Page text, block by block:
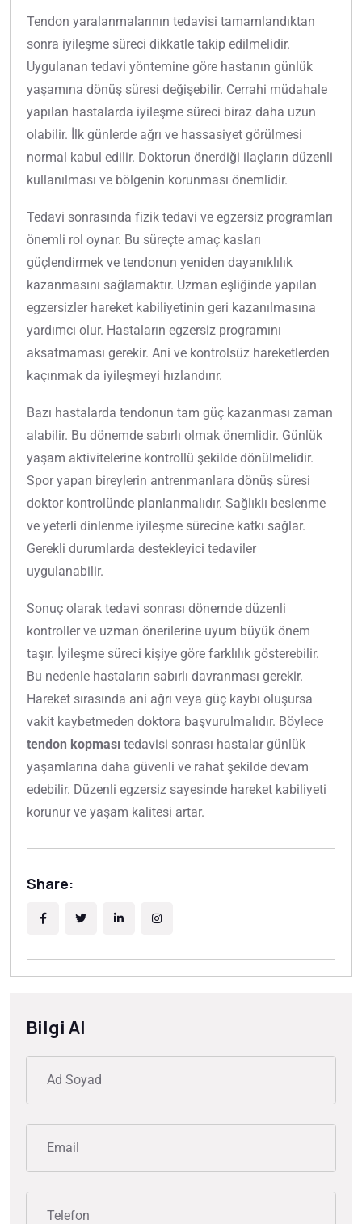
Tendon yaralanmalarının tedavisi tamamlandıktan
sonra iyileşme süreci dikkatle takip edilmelidir.
Uygulanan tedavi yöntemine göre hastanın günlük
yaşamına dönüş süresi değişebilir. Cerrahi müdahale
yapılan hastalarda iyileşme süreci biraz daha uzun
olabilir. İlk günlerde ağrı ve hassasiyet görülmesi
normal kabul edilir. Doktorun önerdiği ilaçların düzenli
kullanılması ve bölgenin korunması önemlidir.
Tedavi sonrasında fizik tedavi ve egzersiz programları
önemli rol oynar. Bu süreçte amaç kasları
güçlendirmek ve tendonun yeniden dayanıklılık
kazanmasını sağlamaktır. Uzman eşliğinde yapılan
egzersizler hareket kabiliyetinin geri kazanılmasına
yardımcı olur. Hastaların egzersiz programını
aksatmaması gerekir. Ani ve kontrolsüz hareketlerden
kaçınmak da iyileşmeyi hızlandırır.
Bazı hastalarda tendonun tam güç kazanması zaman
alabilir. Bu dönemde sabırlı olmak önemlidir. Günlük
yaşam aktivitelerine kontrollü şekilde dönülmelidir.
Spor yapan bireylerin antrenmanlara dönüş süresi
doktor kontrolünde planlanmalıdır. Sağlıklı beslenme
ve yeterli dinlenme iyileşme sürecine katkı sağlar.
Gerekli durumlarda destekleyici tedaviler
uygulanabilir.
Sonuç olarak tedavi sonrası dönemde düzenli
kontroller ve uzman önerilerine uyum büyük önem
taşır. İyileşme süreci kişiye göre farklılık gösterebilir.
Bu nedenle hastaların sabırlı davranması gerekir.
Hareket sırasında ani ağrı veya güç kaybı oluşursa
vakit kaybetmeden doktora başvurulmalıdır. Böylece
tendon kopması tedavisi sonrası hastalar günlük
yaşamlarına daha güvenli ve rahat şekilde devam
edebilir. Düzenli egzersiz sayesinde hareket kabiliyeti
korunur ve yaşam kalitesi artar.
Share:
Bilgi Al